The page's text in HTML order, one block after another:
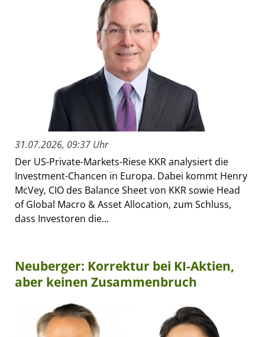
31.07.2026, 09:37 Uhr
Der US-Private-Markets-Riese KKR analysiert die
Investment-Chancen in Europa. Dabei kommt Henry
McVey, CIO des Balance Sheet von KKR sowie Head
of Global Macro & Asset Allocation, zum Schluss,
dass Investoren die...
Neuberger: Korrektur bei KI-Aktien,
aber keinen Zusammenbruch